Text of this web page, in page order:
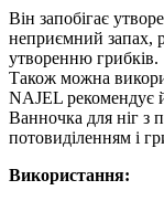
Він запобігає
неприємний запах,
утворенню грибків.
Також можна
NAJEL рекомендує
Ванночка для ніг з
потовиділенням і
Використання: